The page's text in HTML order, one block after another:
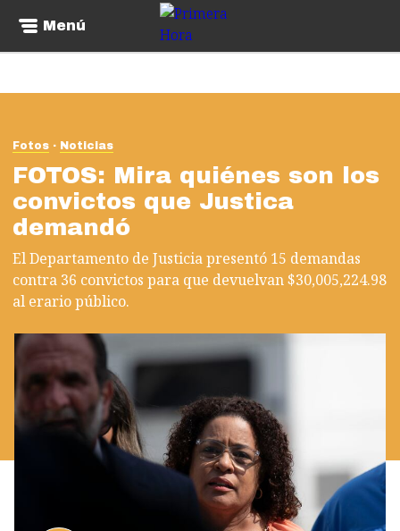
Menú
Fotos Noticias
FOTOS: Mira quiénes son los
convictos que Justica
demandó
El Departamento de Justicia presentó 15 demandas
contra 36 convictos para que devuelvan $30,005,224.98
al erario público.